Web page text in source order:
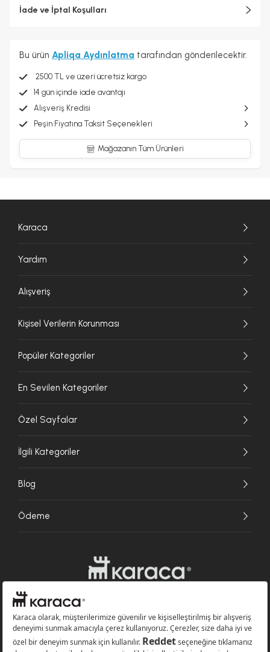
İade ve İptal Koşulları
Bu ürün Apliqa Aydınlatma tarafından gönderilecektir.
2500 TL ve üzeri ücretsiz kargo
14 gün içinde iade avantajı
Alışveriş Kredisi
Peşin Fiyatına Taksit Seçenekleri
Mağazanın Tüm Ürünleri
Karaca
Yardım
Alışveriş
Kişisel Verilerin Korunması
Popüler Kategoriler
En Sevilen Kategoriler
Özel Sayfalar
İlgili Kategoriler
Blog
Ödeme